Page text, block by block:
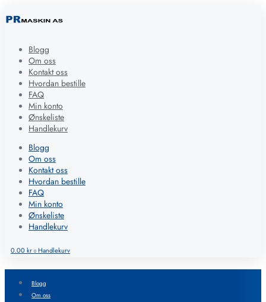
Blogg
Om oss
Kontakt oss
Hvordan bestille
FAQ
Min konto
Ønskeliste
Handlekurv
Blogg
Om oss
Kontakt oss
Hvordan bestille
FAQ
Min konto
Ønskeliste
Handlekurv
0.00kr 0 Handlekurv
Blogg
Om oss